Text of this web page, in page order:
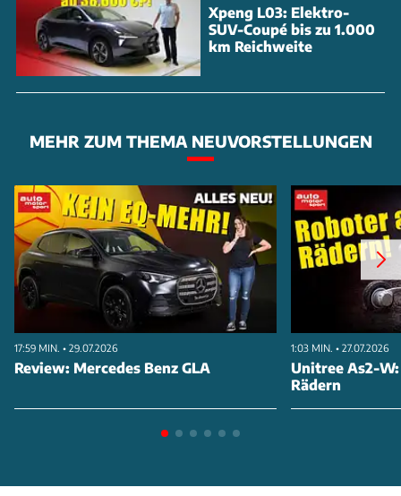
Xpeng L03: Elektro-
SUV-Coupé bis zu 1.000
km Reichweite
MEHR ZUM THEMA NEUVORSTELLUNGEN
17:59 MIN. • 29.07.2026
Review: Mercedes Benz GLA
1:03 MIN. • 27.07.2026
Unitree As2-
Rädern